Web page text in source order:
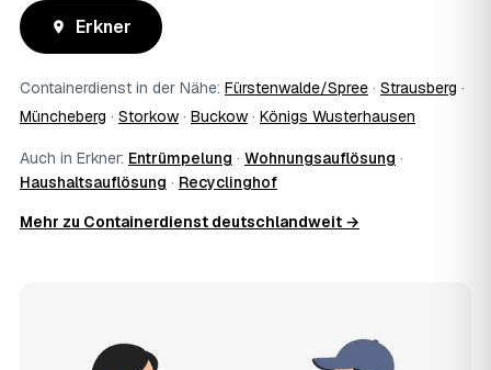
Erkner
Containerdienst in der Nähe: Fürstenwalde/Spree · Strausberg ·
Müncheberg · Storkow · Buckow · Königs Wusterhausen
Auch in Erkner: Entrümpelung · Wohnungsauflösung ·
Haushaltsauflösung · Recyclinghof
Mehr zu Containerdienst deutschlandweit →